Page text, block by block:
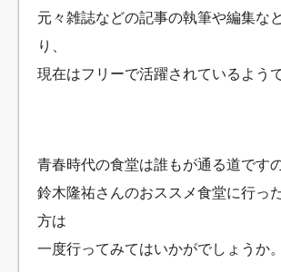
元々雑誌などの記事の執筆や編集な
り、
現在はフリーで活躍されているよう
青春時代の食堂は誰もが通る道ですの
鈴木隆祐さんのおススメ食堂に行っ
方は
一度行ってみてはいかがでしょうか。